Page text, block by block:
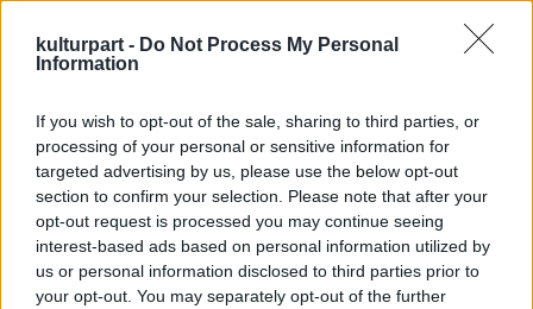
kulturpart - Do Not Process My Personal
Information
If you wish to opt-out of the sale, sharing to third parties, or
processing of your personal or sensitive information for
targeted advertising by us, please use the below opt-out
section to confirm your selection. Please note that after your
opt-out request is processed you may continue seeing
interest-based ads based on personal information utilized by
us or personal information disclosed to third parties prior to
your opt-out. You may separately opt-out of the further
bármilyen életformának "otthont adjon". "A
jelenleg megfigyelhető trend alapján nyárra
hőmérséklet. Újra kell esetleg gondolnunk a
marsi életlehetőségre vonatkozó
elméleteinket, hiszen már most is elég magas
nappal a hőmérséklet ahhoz, hogy állandó
jelleggel folyékony halmazállapotú víz
legyen" - magyarázta Felipe Gómez, a madridi
Asztrobiológiai Központ kutatója.